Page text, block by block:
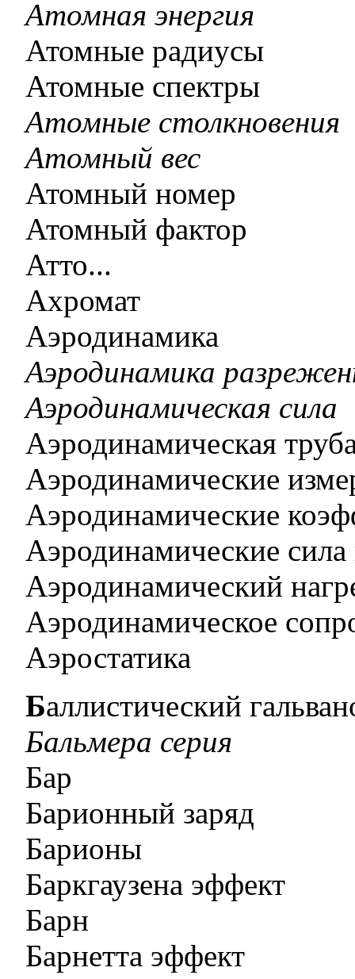
Атомная энергия
Атомные радиусы
Атомные спектры
Атомные столкновения
Атомный вес
Атомный номер
Атомный фактор
Атто...
Ахромат
Аэродинамика
Аэродинамика
Аэродинамическая сила
Аэродинамическая
Аэродинамические
Аэродинамические
Аэродинамические
Аэродинамический
Аэродинамическое
Аэростатика
Баллистический
Бальмера серия
Бар
Барионный заряд
Барионы
Баркгаузена эффект
Барн
Барнетта эффект